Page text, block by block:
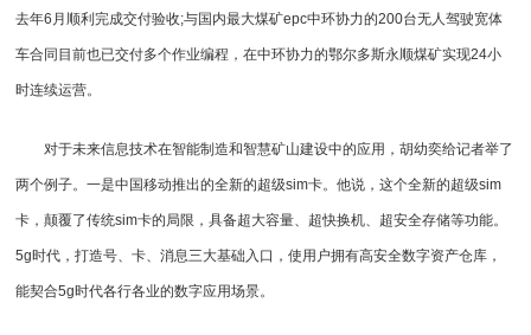
去年6月顺利完成交付验收;与国内最大煤矿epc中环协力的200台无人驾驶宽体
车合同目前也已交付多个作业编程，在中环协力的鄂尔多斯永顺煤矿实现24小
时连续运营。
对于未来信息技术在智能制造和智慧矿山建设中的应用，胡幼奕给记者举了
两个例子。一是中国移动推出的全新的超级sim卡。他说，这个全新的超级sim
卡，颠覆了传统sim卡的局限，具备超大容量、超快换机、超安全存储等功能。
5g时代，打造号、卡、消息三大基础入口，使用户拥有高安全数字资产仓库，
能契合5g时代各行各业的数字应用场景。